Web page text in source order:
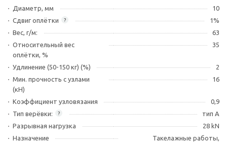
Диаметр, мм
10
?
Сдвиг оплётки
1%
Вес, г/м:
63
Относительный вес
оплётки, %
35
Удлинение (50-150 кг) (%)
2
Мин. прочность с узлами
(кН)
16
Коэффициент узловязания 0,9
?
Тип верёвки:
тип А
Разрывная нагрузка
28 kN
Назначение
Такелажные работы,